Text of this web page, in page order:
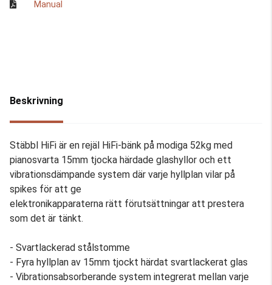
Manual
Beskrivning
Stäbbl HiFi är en rejäl HiFi-bänk på modiga 52kg med
pianosvarta 15mm tjocka härdade glashyllor och ett
vibrationsdämpande system där varje hyllplan vilar på
spikes för att ge
elektronikapparaterna rätt förutsättningar att prestera
som det är tänkt.
- Svartlackerad stålstomme
- Fyra hyllplan av 15mm tjockt härdat svartlackerat glas
- Vibrationsabsorberande system integrerat mellan varje